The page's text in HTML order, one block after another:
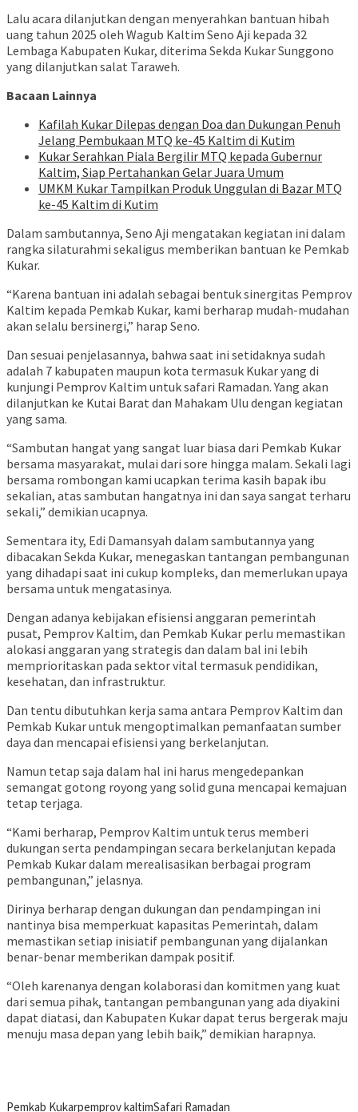
Lalu acara dilanjutkan dengan menyerahkan bantuan hibah
uang tahun 2025 oleh Wagub Kaltim Seno Aji kepada 32
Lembaga Kabupaten Kukar, diterima Sekda Kukar Sunggono
yang dilanjutkan salat Taraweh.
Bacaan Lainnya
Kafilah Kukar Dilepas dengan Doa dan Dukungan Penuh
Jelang Pembukaan MTQ ke-45 Kaltim di Kutim
Kukar Serahkan Piala Bergilir MTQ kepada Gubernur
Kaltim, Siap Pertahankan Gelar Juara Umum
UMKM Kukar Tampilkan Produk Unggulan di Bazar MTQ
ke-45 Kaltim di Kutim
Dalam sambutannya, Seno Aji mengatakan kegiatan ini dalam
rangka silaturahmi sekaligus memberikan bantuan ke Pemkab
Kukar.
“Karena bantuan ini adalah sebagai bentuk sinergitas Pemprov
Kaltim kepada Pemkab Kukar, kami berharap mudah-mudahan
akan selalu bersinergi,” harap Seno.
Dan sesuai penjelasannya, bahwa saat ini setidaknya sudah
adalah 7 kabupaten maupun kota termasuk Kukar yang di
kunjungi Pemprov Kaltim untuk safari Ramadan. Yang akan
dilanjutkan ke Kutai Barat dan Mahakam Ulu dengan kegiatan
yang sama.
“Sambutan hangat yang sangat luar biasa dari Pemkab Kukar
bersama masyarakat, mulai dari sore hingga malam. Sekali lagi
bersama rombongan kami ucapkan terima kasih bapak ibu
sekalian, atas sambutan hangatnya ini dan saya sangat terharu
sekali,” demikian ucapnya.
Sementara ity, Edi Damansyah dalam sambutannya yang
dibacakan Sekda Kukar, menegaskan tantangan pembangunan
yang dihadapi saat ini cukup kompleks, dan memerlukan upaya
bersama untuk mengatasinya.
Dengan adanya kebijakan efisiensi anggaran pemerintah
pusat, Pemprov Kaltim, dan Pemkab Kukar perlu memastikan
alokasi anggaran yang strategis dan dalam bal ini lebih
memprioritaskan pada sektor vital termasuk pendidikan,
kesehatan, dan infrastruktur.
Dan tentu dibutuhkan kerja sama antara Pemprov Kaltim dan
Pemkab Kukar untuk mengoptimalkan pemanfaatan sumber
daya dan mencapai efisiensi yang berkelanjutan.
Namun tetap saja dalam hal ini harus mengedepankan
semangat gotong royong yang solid guna mencapai kemajuan
tetap terjaga.
“Kami berharap, Pemprov Kaltim untuk terus memberi
dukungan serta pendampingan secara berkelanjutan kepada
Pemkab Kukar dalam merealisasikan berbagai program
pembangunan,” jelasnya.
Dirinya berharap dengan dukungan dan pendampingan ini
nantinya bisa memperkuat kapasitas Pemerintah, dalam
memastikan setiap inisiatif pembangunan yang dijalankan
benar-benar memberikan dampak positif.
“Oleh karenanya dengan kolaborasi dan komitmen yang kuat
dari semua pihak, tantangan pembangunan yang ada diyakini
dapat diatasi, dan Kabupaten Kukar dapat terus bergerak maju
menuju masa depan yang lebih baik,” demikian harapnya.
Pemkab Kukarpemprov kaltimSafari Ramadan